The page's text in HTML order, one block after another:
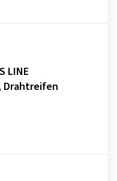
LINE
Drahtreifen